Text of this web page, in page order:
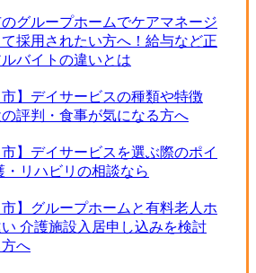
グループホームでケアマネージ
採用されたい方へ！給与など正
バイトの違いとは
市】デイサービスの種類や特徴
評判・食事が気になる方へ
市】デイサービスを選ぶ際のポイ
・リハビリの相談なら
市】グループホームと有料老人ホ
介護施設入居申し込みを検討
へ